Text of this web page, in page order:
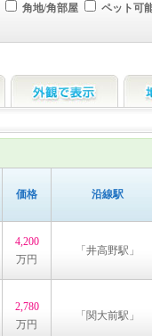
角地/角部屋
ペット可
価格 沿線駅
4,200
万円
「井高野駅」
2,780
万円
「関大前駅」